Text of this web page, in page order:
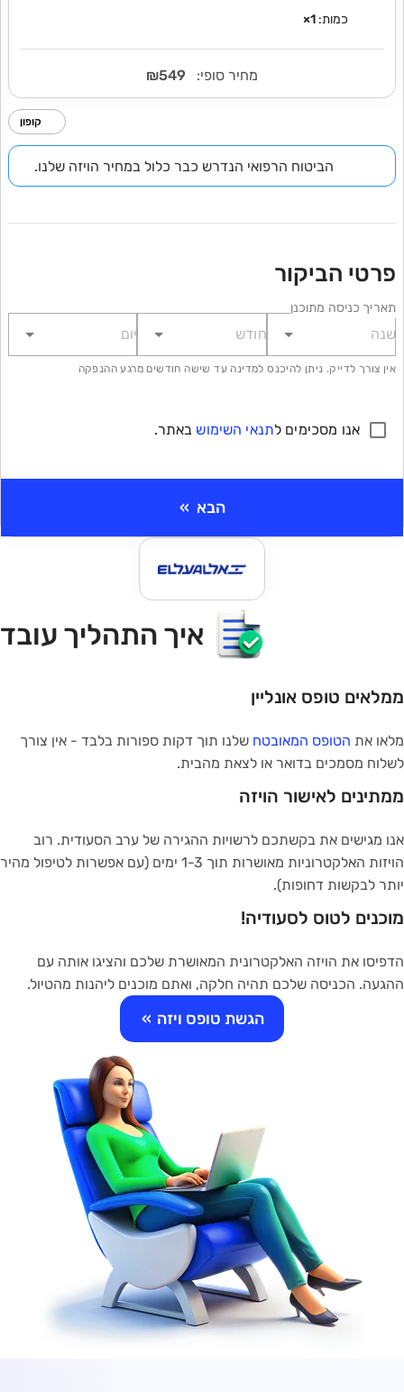
כמות: ×1
מחיר סופי: ₪549
קופון
הביטוח הרפואי הנדרש כבר כלול במחיר הויזה שלנו.
פרטי הביקור
אין צורך לדייק. ניתן להיכנס למדינה עד שישה חודשים מרגע ההנפקה
תאריך כניסה מתוכנן
אנו מסכימים לתנאי השימוש באתר.
הבא »
איך התהליך עובד
ממלאים טופס אונליין
מלאו את הטופס המאובטח שלנו תוך דקות ספורות בלבד - אין צורך
לשלוח מסמכים בדואר או לצאת מהבית.
ממתינים לאישור הויזה
אנו מגישים את בקשתכם לרשויות ההגירה של ערב הסעודית. רוב
הויזות האלקטרוניות מאושרות תוך 1-3 ימים (עם אפשרות לטיפול מהיר
יותר לבקשות דחופות).
מוכנים לטוס לסעודיה!
הדפיסו את הויזה האלקטרונית המאושרת שלכם והציגו אותה עם
ההגעה. הכניסה שלכם תהיה חלקה, ואתם מוכנים ליהנות מהטיול.
הגשת טופס ויזה »